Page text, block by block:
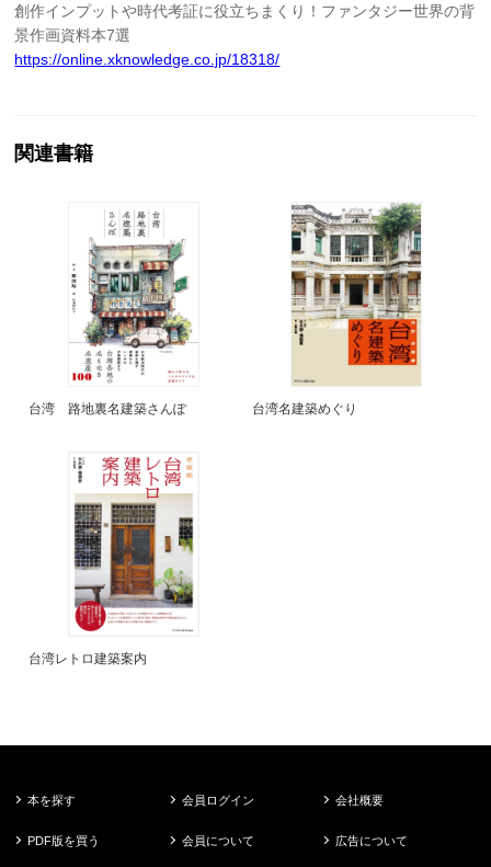
創作インプットや時代考証に役立ちまくり！ファンタジー世界の背
景作画資料本7選
https://online.xknowledge.co.jp/18318/
関連書籍
台湾 路地裏名建築さんぽ 台湾名建築めぐり
台湾レトロ建築案内
本を探す
PDF版を買う
会員ログイン
会員について
会社概要
広告について